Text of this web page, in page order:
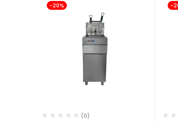
-20%
(0)
-